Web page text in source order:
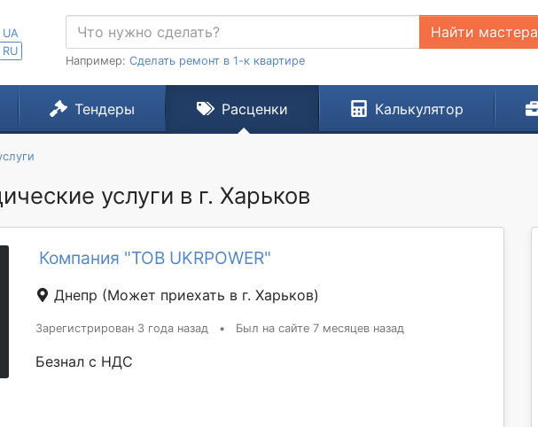
UA
RU
Найти мастера
Например: Сделать ремонт в 1-к квартире
Тендеры Расценки Калькулятор
услуги в г. Харьков
Компания "ТОВ UKRPOWER"
Днепр (Может приехать в г. Харьков)
Зарегистрирован 3 года назад • Был на сайте 7 месяцев назад
Безнал с НДС